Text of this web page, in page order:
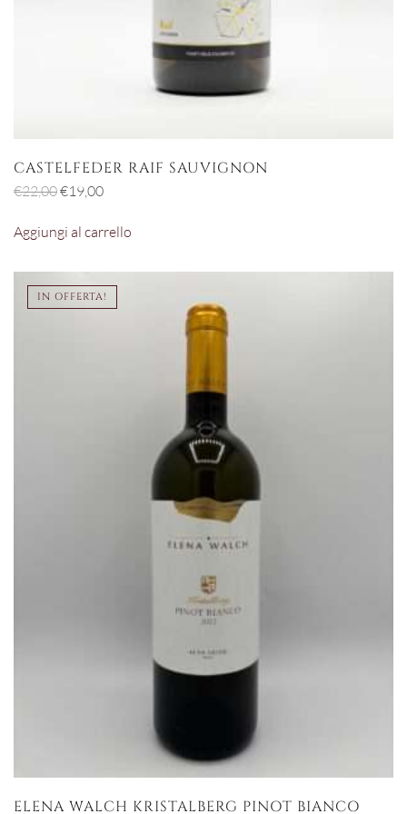
CASTELFEDER RAIF SAUVIGNON
€22,00Il
originale
€22,00.
€19,00Il
attuale
€19,00.
Aggiungi al carrello
IN OFFERTA!
ELENA WALCH KRISTALBERG PINOT BIANCO